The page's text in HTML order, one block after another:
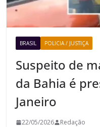
BRASIL POLICIA / JUSTIÇA
Suspeito de
da Bahia é
Janeiro
22/05/2026 Redação